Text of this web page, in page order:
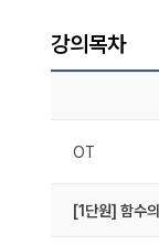
강의목차
OT
[1단원] 함수